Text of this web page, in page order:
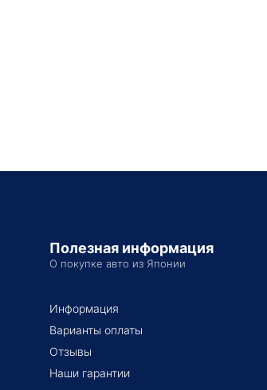
Полезная информация
О покупке авто из Японии
Информация
Варианты оплаты
Отзывы
Наши гарантии